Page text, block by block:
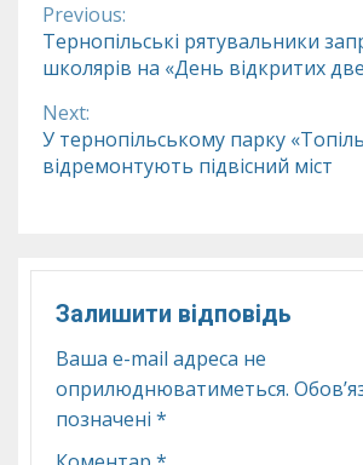
Continue
Reading
Previous:
Тернопільські рятувальники
школярів на «День відкритих
Next:
У тернопільському парку
відремонтують підвісний міст
Залишити відповідь
Ваша e-mail адреса не
оприлюднюватиметься.
позначені *